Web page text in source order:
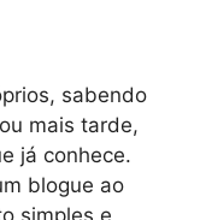
sabendo
mais tarde,
já conhece.
blogue ao
simples e